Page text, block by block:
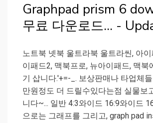
Graphpad prism 6
무료 다운로드... -
노트북 넷북 울트라북 울트라씬, 아
이패드2, 맥북프로, 뉴아이패드, 맥북
기 삽니다.'+=-_. 보상판매나 타업체
만원정도 더 드릴수있다는점 실물보
니다~... 일반 4:3와이드 16:9와이드
으로는 그래프를 그리고, graph pad